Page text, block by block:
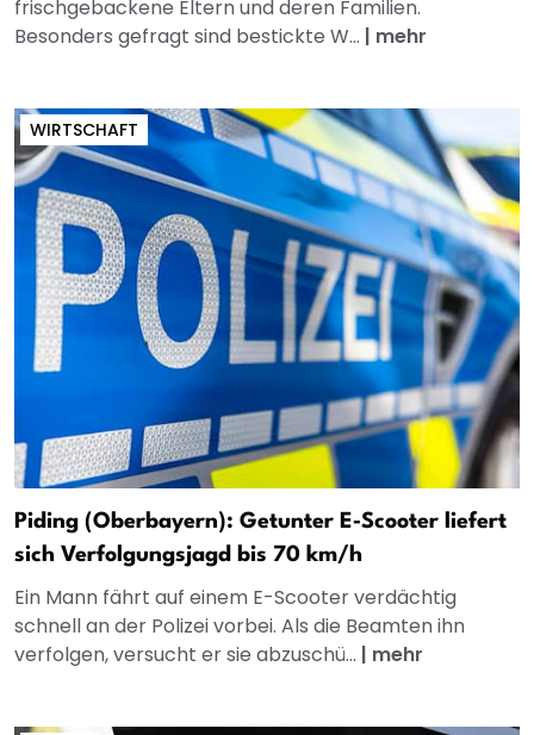
frischgebackene Eltern und deren Familien.
Besonders gefragt sind bestickte W... | mehr
WIRTSCHAFT
Piding (Oberbayern): Getunter E‑Scooter liefert
sich Verfolgungsjagd bis 70 km/h
Ein Mann fährt auf einem E-Scooter verdächtig
schnell an der Polizei vorbei. Als die Beamten ihn
verfolgen, versucht er sie abzuschü... | mehr